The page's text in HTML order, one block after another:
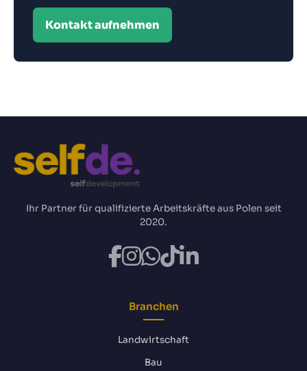
Kontakt aufnehmen
Ihr Partner für qualifizierte Arbeitskräfte aus Polen seit
2020.
Branchen
Landwirtschaft
Bau